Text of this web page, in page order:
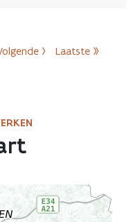
› Laatste »